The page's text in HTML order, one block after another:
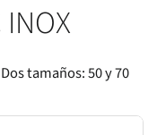
tamaños: 50 y 70